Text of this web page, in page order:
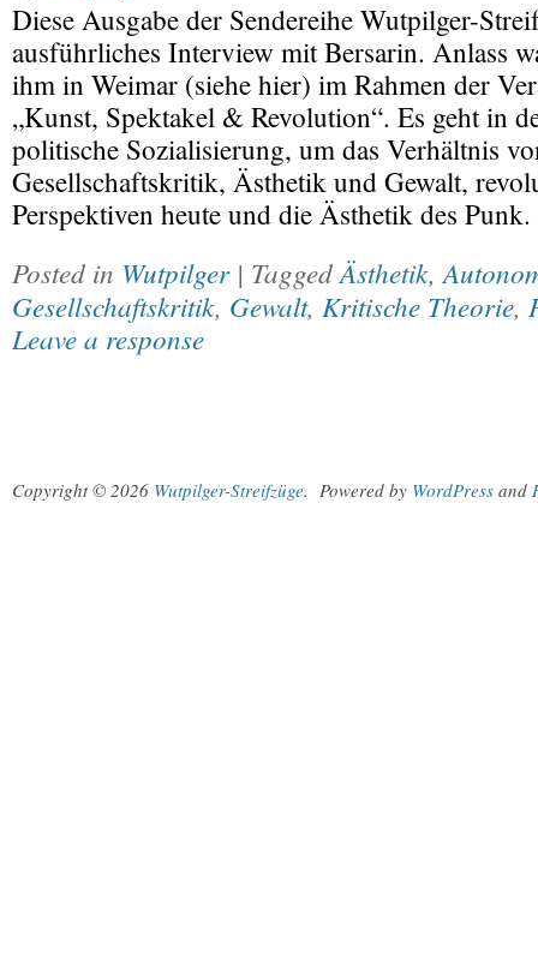
Diese Ausgabe der Sendereihe Wutpilger-
ausführliches Interview mit Bersarin. Anlass
ihm in Weimar (siehe hier) im Rahmen der
„Kunst, Spektakel & Revolution“. Es geht in
politische Sozialisierung, um das Verhältnis
Gesellschaftskritik, Ästhetik und Gewalt,
Perspektiven heute und die Ästhetik des
Posted in Wutpilger | TaggedÄsthetik,
Gesellschaftskritik, Gewalt, Kritische Theorie,
Leave a response
Copyright © 2026 Wutpilger-Streifzüge. Powered by WordPress and